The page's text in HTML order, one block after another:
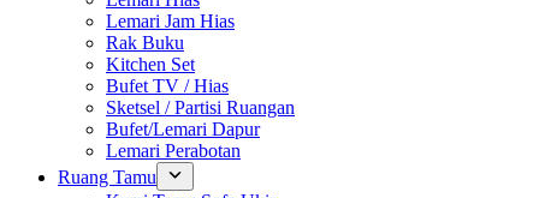
Lemari Jam Hias
Rak Buku
Kitchen Set
Bufet TV / Hias
Sketsel / Partisi Ruangan
Bufet/Lemari Dapur
Lemari Perabotan
Ruang Tamu